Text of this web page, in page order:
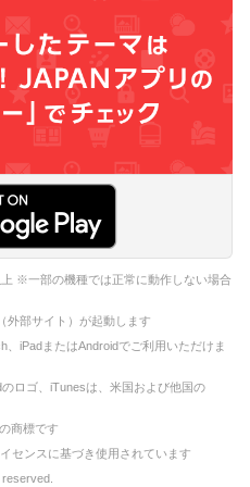
※一部の機種では正常に動作しない場合
外部サイト）が起動します
、iPadまたはAndroidでご利用いただけま
ロゴ、iTunesは、米国および他国の
商標です
センスに基づき使用されています